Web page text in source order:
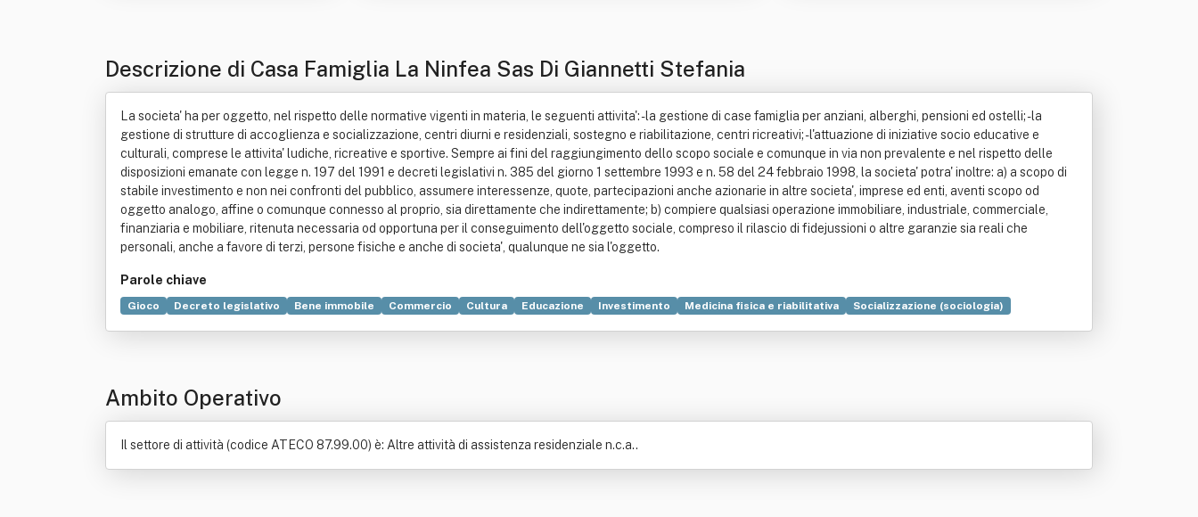
Descrizione di Casa Famiglia La Ninfea Sas Di Giannetti Stefania
La societa' ha per oggetto, nel rispetto delle normative vigenti in materia, le seguenti attivita': - la gestione di case famiglia per anziani, alberghi, pensioni ed ostelli; - la
gestione di strutture di accoglienza e socializzazione, centri diurni e residenziali, sostegno e riabilitazione, centri ricreativi; - l'attuazione di iniziative socio educative e
culturali, comprese le attivita' ludiche, ricreative e sportive. Sempre ai fini del raggiungimento dello scopo sociale e comunque in via non prevalente e nel rispetto delle
disposizioni emanate con legge n. 197 del 1991 e decreti legislativi n. 385 del giorno 1 settembre 1993 e n. 58 del 24 febbraio 1998, la societa' potra' inoltre: a) a scopo di
stabile investimento e non nei confronti del pubblico, assumere interessenze, quote, partecipazioni anche azionarie in altre societa', imprese ed enti, aventi scopo od
oggetto analogo, affine o comunque connesso al proprio, sia direttamente che indirettamente; b) compiere qualsiasi operazione immobiliare, industriale, commerciale,
finanziaria e mobiliare, ritenuta necessaria od opportuna per il conseguimento dell'oggetto sociale, compreso il rilascio di fidejussioni o altre garanzie sia reali che
personali, anche a favore di terzi, persone fisiche e anche di societa', qualunque ne sia l'oggetto.
Parole chiave
Gioco Decreto legislativo Bene immobile Commercio Cultura Educazione Investimento Medicina fisica e riabilitativa Socializzazione (sociologia)
Ambito Operativo
Il settore di attività (codice ATECO 87.99.00) è: Altre attività di assistenza residenziale n.c.a..